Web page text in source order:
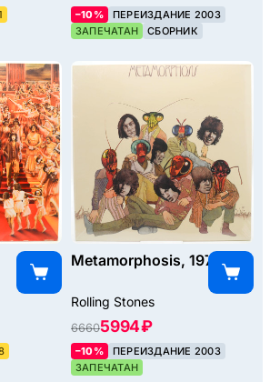
–10%
ПЕРЕИЗДАНИЕ 2003
ЗАПЕЧАТАН
СБОРНИК
Metamorphosis, 1975
Rolling Stones
66605994 ₽
–10%
ПЕРЕИЗДАНИЕ 2003
ЗАПЕЧАТАН